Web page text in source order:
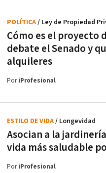
Cómo es el proyecto
debate el Senado y
alquileres
POLÍTICA/ Ley de Propiedad
PoriProfesional
Asocian a la
vida más saludable
ESTILO DE VIDA/ Longevidad
PoriProfesional